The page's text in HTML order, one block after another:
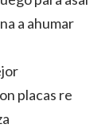
a ahumar
placas re